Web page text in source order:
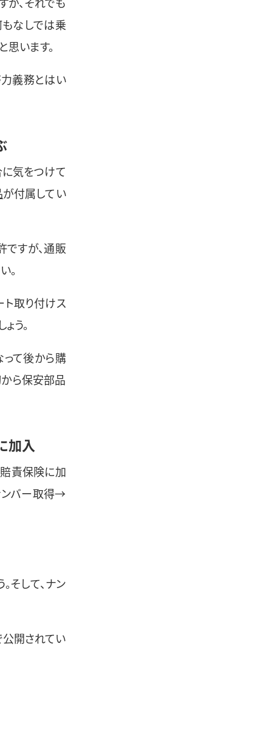
、それでも
もなしでは乗
思います。
力義務とはい
に気をつけて
が付属してい
ですが、通販
。
ト取り付けス
う。
って後から購
から保安部品
加入
賠責保険に加
ンバー取得→
そして、ナン
公開されてい